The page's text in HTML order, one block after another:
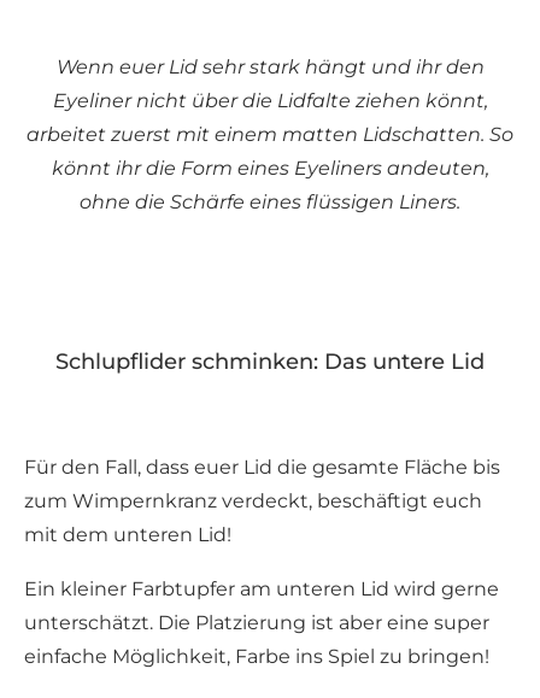
Wenn euer Lid sehr stark hängt und ihr den
Eyeliner nicht über die Lidfalte ziehen könnt,
arbeitet zuerst mit einem matten Lidschatten. So
könnt ihr die Form eines Eyeliners andeuten,
ohne die Schärfe eines flüssigen Liners.
Schlupflider schminken: Das untere Lid
Für den Fall, dass euer Lid die gesamte Fläche bis
zum Wimpernkranz verdeckt, beschäftigt euch
mit dem unteren Lid!
Ein kleiner Farbtupfer am unteren Lid wird gerne
unterschätzt. Die Platzierung ist aber eine super
einfache Möglichkeit, Farbe ins Spiel zu bringen!